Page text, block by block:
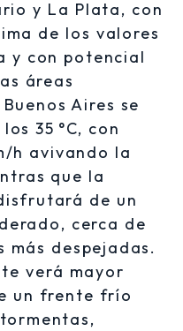
y La Plata, con
de los valores
y con potencial
áreas
Aires se
35 °C, con
h avivando la
que la
de un
cerca de
más despejadas.
verá mayor
un frente frío